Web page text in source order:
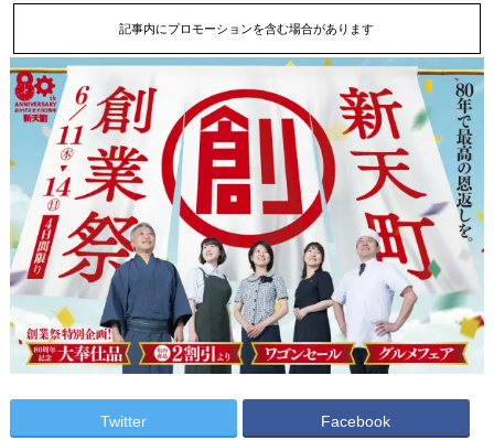
記事内にプロモーションを含む場合があります
Twitter Facebook